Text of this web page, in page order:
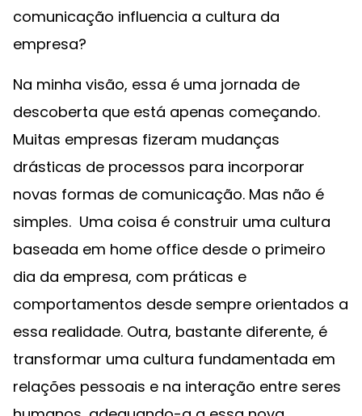
comunicação influencia a cultura da
empresa?
Na minha visão, essa é uma jornada de
descoberta que está apenas começando.
Muitas empresas fizeram mudanças
drásticas de processos para incorporar
novas formas de comunicação. Mas não é
simples. Uma coisa é construir uma cultura
baseada em home office desde o primeiro
dia da empresa, com práticas e
comportamentos desde sempre orientados a
essa realidade. Outra, bastante diferente, é
transformar uma cultura fundamentada em
relações pessoais e na interação entre seres